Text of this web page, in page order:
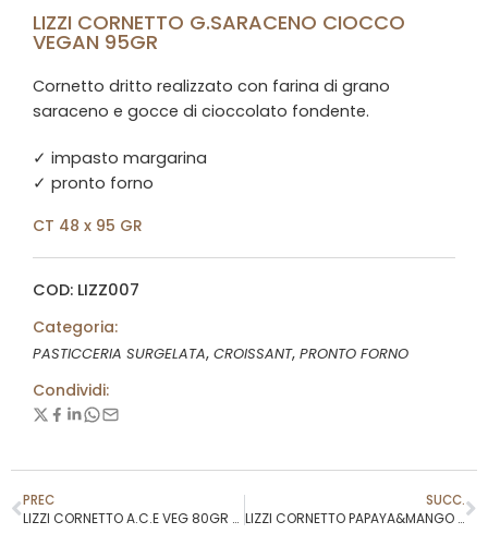
LIZZI CORNETTO G.SARACENO CIOCCO
VEGAN 95GR
Cornetto dritto realizzato con farina di grano
saraceno e gocce di cioccolato fondente.
✓ impasto margarina
✓ pronto forno
CT 48 x 95 GR
COD: LIZZ007
Categoria:
PASTICCERIA SURGELATA, CROISSANT, PRONTO FORNO
Condividi:
PREC
LIZZI CORNETTO A.C.E VEG 80GR 301R026
SUCC.
LIZZI CORNETTO PAPAYA&MANGO VEG 90GR